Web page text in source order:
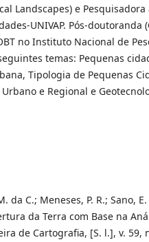
Landscapes) e
UNIVAP. Pós-doutoranda
no Instituto Nacional de
temas: Pequenas
Tipologia de Pequenas
e Regional e
da C.; Meneses, P. R.; Sano,
da Terra com Base na
de Cartografia, [S. l.], v. 59,